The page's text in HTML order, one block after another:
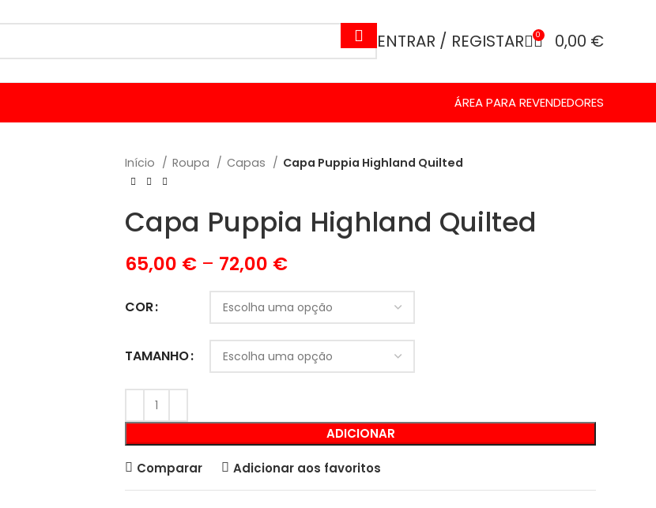
ENTRAR / REGISTAR 0 0,00 €
ÁREA PARA REVENDEDORES
Início Roupa Capas Capa Puppia Highland Quilted
Capa Puppia Highland Quilted
65,00 € – 72,00 €
COR
TAMANHO
ADICIONAR
Comparar Adicionar aos favoritos